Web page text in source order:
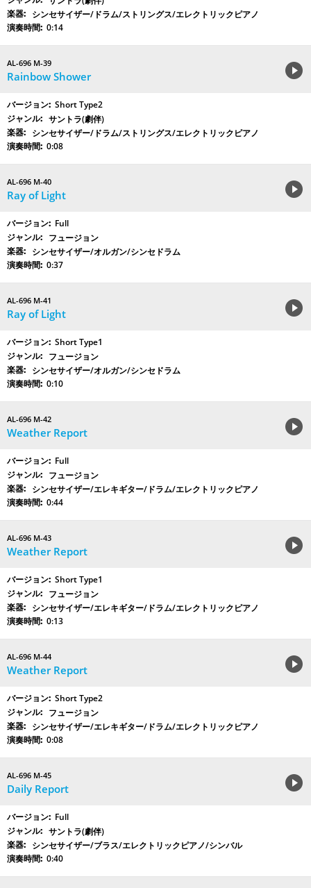
シンセサイザー/ドラム/ストリングス/エレクトリックピアノ
0:14
AL-696 M-39
Rainbow Shower
Short Type2
サントラ(劇伴)
シンセサイザー/ドラム/ストリングス/エレクトリックピアノ
0:08
AL-696 M-40
Ray of Light
Full
フュージョン
シンセサイザー/オルガン/シンセドラム
0:37
AL-696 M-41
Ray of Light
Short Type1
フュージョン
シンセサイザー/オルガン/シンセドラム
0:10
AL-696 M-42
Weather Report
Full
フュージョン
シンセサイザー/エレキギター/ドラム/エレクトリックピアノ
0:44
AL-696 M-43
Weather Report
Short Type1
フュージョン
シンセサイザー/エレキギター/ドラム/エレクトリックピアノ
0:13
AL-696 M-44
Weather Report
Short Type2
フュージョン
シンセサイザー/エレキギター/ドラム/エレクトリックピアノ
0:08
AL-696 M-45
Daily Report
Full
サントラ(劇伴)
シンセサイザー/ブラス/エレクトリックピアノ/シンバル
0:40